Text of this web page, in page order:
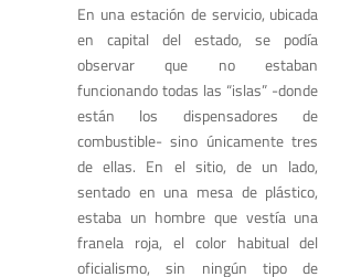
En una estación de servicio, ubicada
encapital del estado,
se podía
observar que no estaban
funcionando todas las “islas” -donde
están
los dispensadores de
combustible- sino únicamente tres
de ellas. En el sitio, de un lado,
sentado en una mesa de plástico,
estaba un hombreque vestía una
franela roja, el color habitual del
oficialismo,sin ningún tipo de